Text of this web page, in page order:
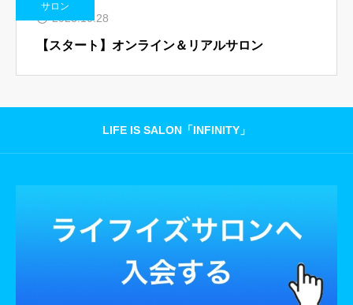
サロン
2023.10.28
【スタート】オンライン＆リアルサロン
LIFE IS SALON「INFINITY」
お問い合わせ
リンク